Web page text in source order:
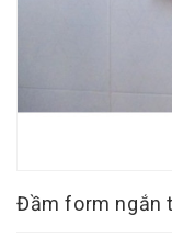
Đầm form ngắn